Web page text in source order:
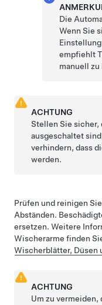
Die
Wenn Sie
empfiehlt
manuell
ACHTUNG
Stellen Sie sicher,
ausgeschaltet
verhindern, dass
werden.
Prüfen und reinigen
Abständen.
ersetzen. Weitere
Wischerarme finden
Wischerblätter, Düsen
ACHTUNG
Um zu vermeiden,